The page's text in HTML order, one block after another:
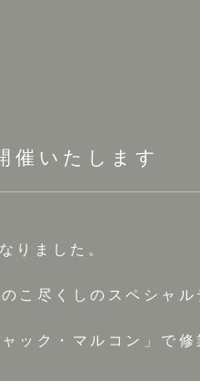
催いたします
りました。
こ尽くしのスペシャル
ック・マルコン」で修